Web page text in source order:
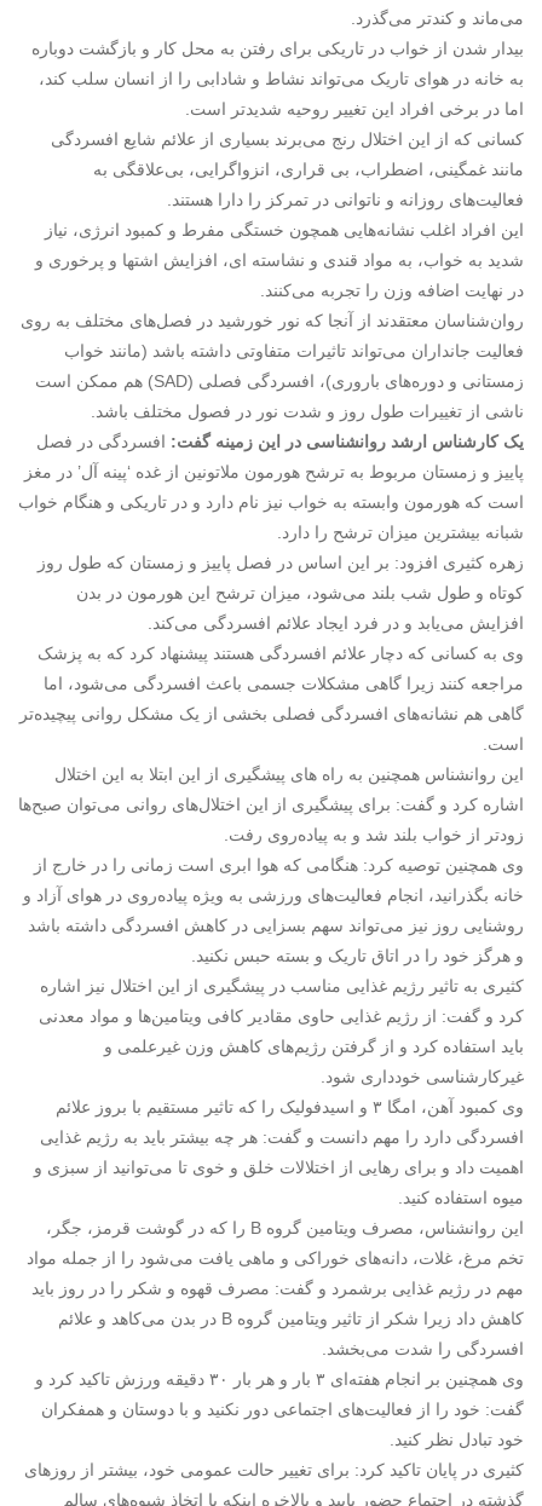
می‌ماند و کندتر می‌گذرد.
بیدار شدن از خواب در تاریکی برای رفتن به محل کار و بازگشت دوباره
به خانه در هوای تاریک می‌تواند نشاط و شادابی را از انسان سلب کند،
اما در برخی افراد این تغییر روحیه شدید‌تر است.
کسانی که از این اختلال رنج می‌برند بسیاری از علائم شایع افسردگی
مانند غمگینی، اضطراب، بی قراری، انزواگرایی، بی‌علاقگی به
فعالیت‌های روزانه و ناتوانی در تمرکز را دارا هستند.
این افراد اغلب نشانه‌هایی همچون خستگی مفرط و کمبود انرژی، نیاز
شدید به خواب، به مواد قندی و نشاسته ای، افزایش اشتها و پرخوری و
در نهایت اضافه وزن را تجربه می‌کنند.
روان‌شناسان معتقدند از آنجا که نور خورشید در فصل‌های مختلف به روی
فعالیت جانداران می‌تواند تاثیرات متفاوتی داشته باشد (مانند خواب
زمستانی و دوره‌های باروری)، افسردگی فصلی (SAD) هم ممکن است
ناشی از تغییرات طول روز و شدت نور در فصول مختلف باشد.
یک کارشناس ارشد روانشناسی در این زمینه گفت: افسردگی در فصل
پاییز و زمستان مربوط به ترشح هورمون ملاتونین از غده ‘پینه آل’ در مغز
است که هورمون وابسته به خواب نیز نام دارد و در تاریکی و هنگام خواب
شبانه بیشترین میزان ترشح را دارد.
زهره کثیری افزود: بر این اساس در فصل پاییز و زمستان که طول روز
کوتاه و طول شب بلند می‌شود، میزان ترشح این هورمون در بدن
افزایش می‌یابد و در فرد ایجاد علائم افسردگی می‌کند.
وی به کسانی که دچار علائم افسردگی هستند پیشنهاد کرد که به پزشک
مراجعه کنند زیرا گاهی مشکلات جسمی باعث افسردگی می‌شود، اما
گاهی هم نشانه‌های افسردگی فصلی بخشی از یک مشکل روانی پیچیده‌تر
است.
این روانشناس همچنین به ‌راه های پیشگیری از این ابتلا به این اختلال
اشاره کرد و گفت: برای پیشگیری از این اختلال‌های روانی می‌توان صبح‌ها
زودتر از خواب بلند شد و به پیاده‌روی رفت.
وی همچنین توصیه کرد: هنگامی که هوا ابری است زمانی را در خارج از
خانه بگذرانید، انجام فعالیت‌های ورزشی به ویژه پیاده‌روی در هوای آزاد و
روشنایی روز نیز می‌تواند سهم بسزایی در کاهش افسردگی داشته باشد
و هرگز خود را در اتاق تاریک و بسته حبس نکنید.
کثیری به تاثیر رژیم غذایی مناسب در پیشگیری از این اختلال نیز اشاره
کرد و گفت: از رژیم غذایی حاوی مقادیر کافی ویتامین‌ها و مواد معدنی
باید استفاده کرد و از گرفتن رژیم‌های کاهش وزن غیرعلمی و
غیرکارشناسی خودداری شود.
وی کمبود آهن، امگا ۳ و اسیدفولیک را که تاثیر مستقیم با بروز علائم
افسردگی دارد را مهم دانست و گفت: هر چه بیشتر باید به رژیم غذایی‌
اهمیت داد و برای رهایی از اختلالات خلق و خوی تا می‌توانید از سبزی و
میوه استفاده کنید.
این روانشناس، مصرف ویتامین گروه B را که در گوشت قرمز، جگر،
تخم مرغ، غلات، دانه‌های خوراکی و ماهی یافت می‌شود را از جمله مواد
مهم در رژیم غذایی‌ برشمرد و گفت: مصرف قهوه و شکر را در روز باید
کاهش داد زیرا شکر از تاثیر ویتامین گروه B در بدن می‌کاهد و علائم
افسردگی را شدت می‌بخشد.
وی همچنین بر انجام هفته‌ای ۳ بار و هر بار ۳۰ دقیقه ورزش تاکید کرد و
گفت: خود را از فعالیت‌های اجتماعی دور نکنید و با دوستان و همفکران
خود تبادل ‌نظر کنید.
کثیری در پایان تاکید کرد: برای تغییر حالت عمومی‌ خود، بیشتر از روزهای
گذشته در اجتماع حضور یابید و بالاخره اینکه با اتخاذ شیوه‌های سالم